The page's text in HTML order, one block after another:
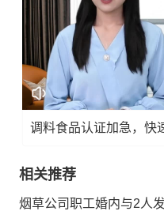
调料食品认证加急，快
相关推荐
烟草公司职工婚内与2人